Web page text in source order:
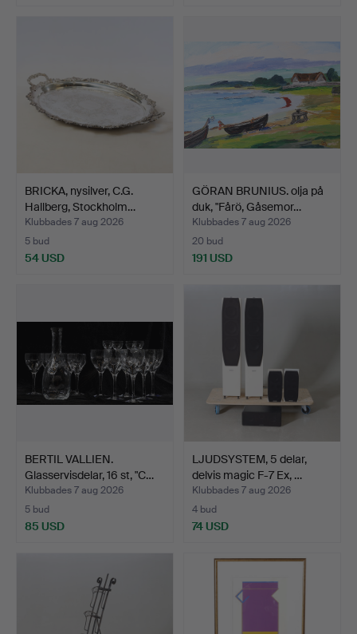
BRICKA, nysilver, C.G.
Hallberg, Stockholm…
Klubbades 7 aug 2026
5 bud
54 USD
GÖRAN BRUNIUS. olja på
duk, "Fårö, Gåsemor…
Klubbades 7 aug 2026
20 bud
191 USD
BERTIL VALLIEN.
Glasservisdelar, 16 st, "C…
Klubbades 7 aug 2026
5 bud
85 USD
LJUDSYSTEM, 5 delar,
delvis magic F-7 Ex, …
Klubbades 7 aug 2026
4 bud
74 USD